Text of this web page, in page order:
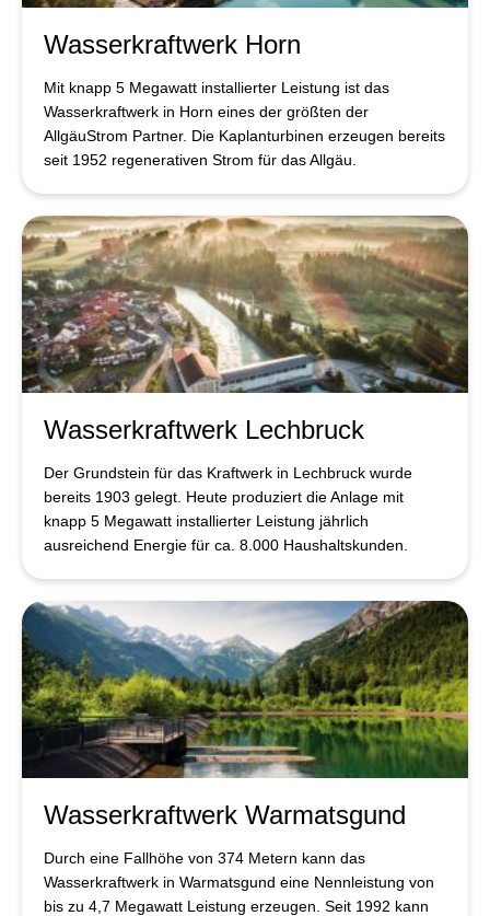
Wasserkraftwerk Horn
Mit knapp 5 Megawatt installierter Leistung ist das
Wasserkraftwerk in Horn eines der größten der
AllgäuStrom Partner. Die Kaplanturbinen erzeugen bereits
seit 1952 regenerativen Strom für das Allgäu.
Wasserkraftwerk Lechbruck
Der Grundstein für das Kraftwerk in Lechbruck wurde
bereits 1903 gelegt. Heute produziert die Anlage mit
knapp 5 Megawatt installierter Leistung jährlich
ausreichend Energie für ca. 8.000 Haushaltskunden.
Wasserkraftwerk Warmatsgund
Durch eine Fallhöhe von 374 Metern kann das
Wasserkraftwerk in Warmatsgund eine Nennleistung von
bis zu 4,7 Megawatt Leistung erzeugen. Seit 1992 kann